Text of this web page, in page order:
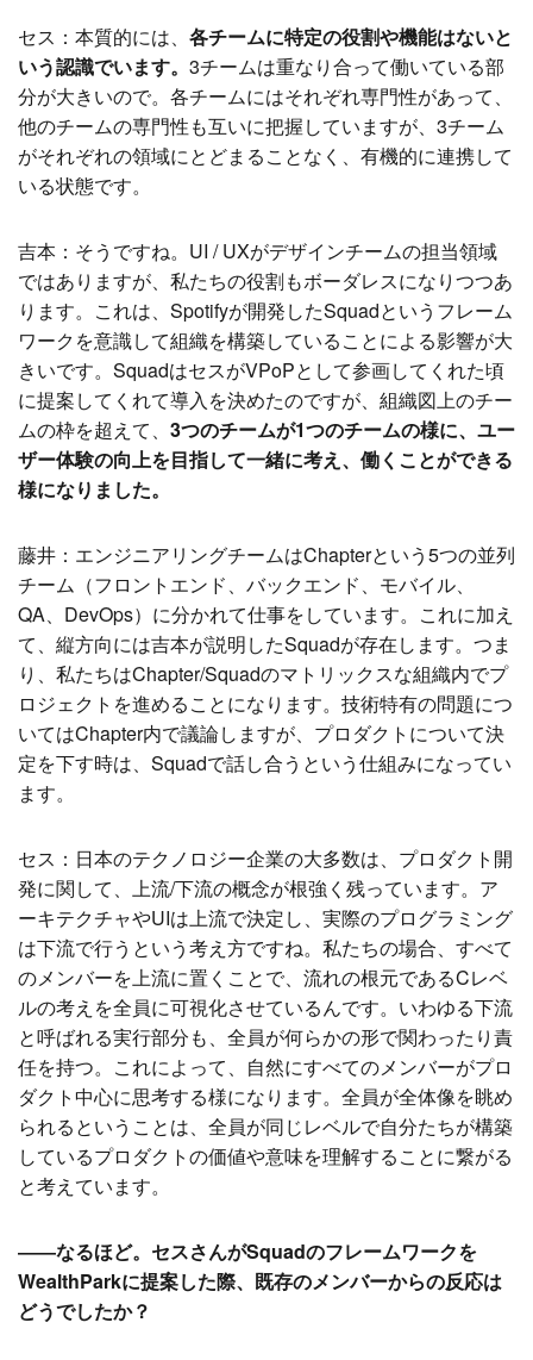
セス：本質的には、 各チームに特定の役割や機能はないと
いう認識でいます。 3チームは重なり合って働いている部
分が大きいので。各チームにはそれぞれ専門性があって、
他のチームの専門性も互いに把握していますが、3チーム
がそれぞれの領域にとどまることなく、有機的に連携して
いる状態です。
吉本：そうですね。UI / UXがデザインチームの担当領域
ではありますが、私たちの役割もボーダレスになりつつあ
ります。これは、Spotifyが開発したSquadというフレーム
ワークを意識して組織を構築していることによる影響が大
きいです。SquadはセスがVPoPとして参画してくれた頃
に提案してくれて導入を決めたのですが、組織図上のチー
ムの枠を超えて、 3つのチームが1つのチームの様に、ユー
ザー体験の向上を目指して一緒に考え、働くことができる
様になりました。
藤井：エンジニアリングチームはChapterという5つの並列
チーム（フロントエンド、バックエンド、モバイル、
QA、DevOps）に分かれて仕事をしています。これに加え
て、縦方向には吉本が説明したSquadが存在します。つま
り、私たちはChapter/Squadのマトリックスな組織内でプ
ロジェクトを進めることになります。技術特有の問題につ
いてはChapter内で議論しますが、プロダクトについて決
定を下す時は、Squadで話し合うという仕組みになってい
ます。
セス：日本のテクノロジー企業の大多数は、プロダクト開
発に関して、上流/下流の概念が根強く残っています。ア
ーキテクチャやUIは上流で決定し、実際のプログラミング
は下流で行うという考え方ですね。私たちの場合、すべて
のメンバーを上流に置くことで、流れの根元であるCレベ
ルの考えを全員に可視化させているんです。いわゆる下流
と呼ばれる実行部分も、全員が何らかの形で関わったり責
任を持つ。これによって、自然にすべてのメンバーがプロ
ダクト中心に思考する様になります。全員が全体像を眺め
られるということは、全員が同じレベルで自分たちが構築
しているプロダクトの価値や意味を理解することに繋がる
と考えています。
――なるほど。セスさんがSquadのフレームワークを
WealthParkに提案した際、既存のメンバーからの反応は
どうでしたか？